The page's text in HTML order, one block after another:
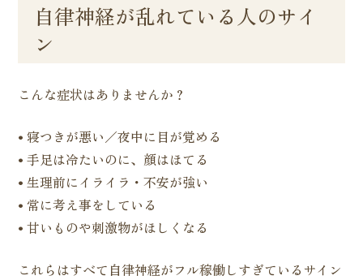
自律神経が乱れている人のサイ
ン
こんな症状はありませんか？
• 寝つきが悪い／夜中に目が覚める
• 手足は冷たいのに、顔はほてる
• 生理前にイライラ・不安が強い
• 常に考え事をしている
• 甘いものや刺激物がほしくなる
これらはすべて自律神経がフル稼働しすぎているサイン